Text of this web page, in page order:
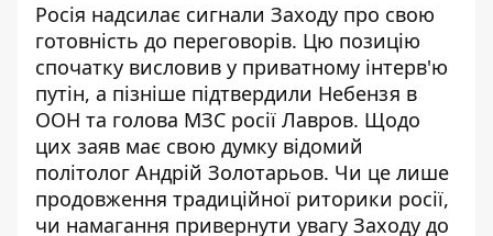
Росія надсилає сигнали Заходу про свою
готовність до переговорів. Цю позицію
спочатку висловив у приватному інтерв'ю
путін, а пізніше підтвердили Небензя в
ООН та голова МЗС росії Лавров. Щодо
цих заяв має свою думку відомий
політолог Андрій Золотарьов. Чи це лише
продовження традиційної риторики росії,
чи намагання привернути увагу Заходу до